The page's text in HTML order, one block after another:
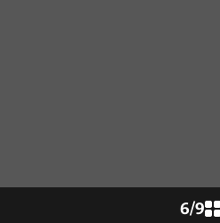
6/9